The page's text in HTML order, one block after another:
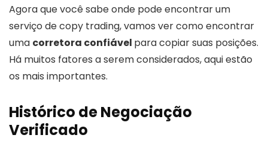
Agora que você sabe onde pode encontrar um
serviço de copy trading, vamos ver como encontrar
uma corretora confiável para copiar suas posições.
Há muitos fatores a serem considerados, aqui estão
os mais importantes.
Histórico de Negociação
Verificado